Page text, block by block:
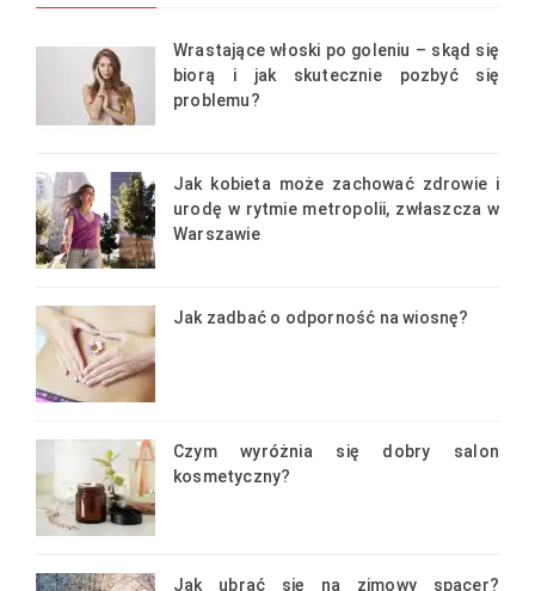
Wrastające włoski po goleniu – skąd się
biorą i jak skutecznie pozbyć się
problemu?
Jak kobieta może zachować zdrowie i
urodę w rytmie metropolii, zwłaszcza w
Warszawie
Jak zadbać o odporność na wiosnę?
Czym wyróżnia się dobry salon
kosmetyczny?
Jak ubrać się na zimowy spacer?